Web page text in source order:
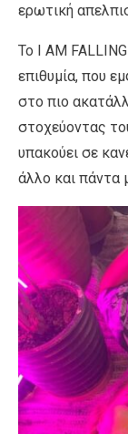
ερωτική
Το I AM
επιθυμία, που
στο πιο
στοχεύοντας
υπακούει σε
άλλο και πάντα